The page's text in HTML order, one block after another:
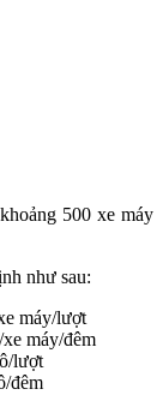
500 xe máy
như sau:
máy/lượt
máy/đêm
lượt
đêm